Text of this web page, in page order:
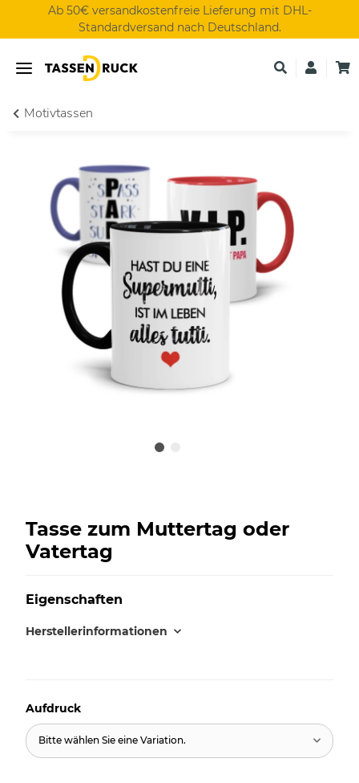
Ab 50€ versandkostenfreie Lieferung mit DHL-
Standardversand nach Deutschland.
Motivtassen
Tasse zum Muttertag oder
Vatertag
Eigenschaften
Herstellerinformationen
Aufdruck
Bitte wählen Sie eine Variation.